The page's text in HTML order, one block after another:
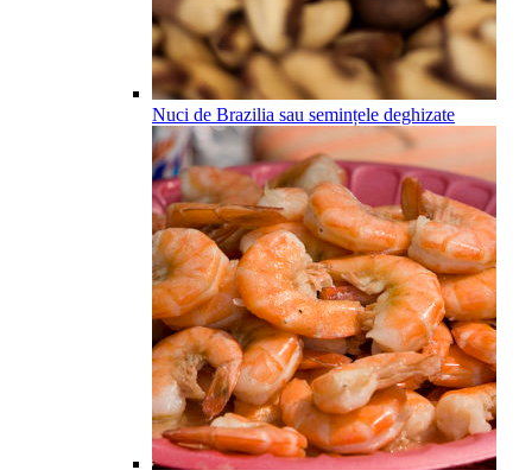
Nuci de Brazilia sau semințele deghizate